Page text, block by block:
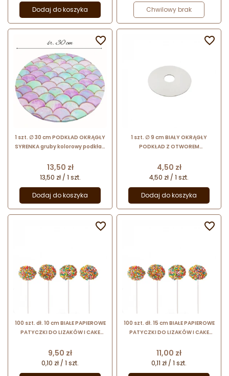
Dodaj do koszyka Chwilowy brak
1 szt. ∅ 30 cm PODKŁAD OKRĄGŁY
SYRENKA gruby kolorowy podkład
Cena
13,50 zł
13,50 zł / 1 szt.
Dodaj do koszyka

1 szt. ∅ 9 cm BIAŁY OKRĄGŁY
PODKŁAD Z OTWOREM
do tortu piętrowego
Cena
4,50 zł
4,50 zł / 1 szt.
Dodaj do koszyka

100 szt. dł. 10 cm BIAŁE PAPIEROWE
PATYCZKI DO LIZAKÓW I CAKE
Cena
9,50 zł
0,10 zł / 1 szt.

100 szt. dł. 15 cm BIAŁE PAPIEROWE
PATYCZKI DO LIZAKÓW I CAKE
Cena
11,00 zł
0,11 zł / 1 szt.
